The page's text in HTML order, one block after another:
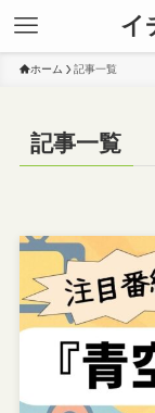
イ
ホーム 記事一覧
記事一覧